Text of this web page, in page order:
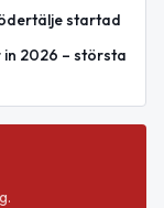
startad
2026 – största